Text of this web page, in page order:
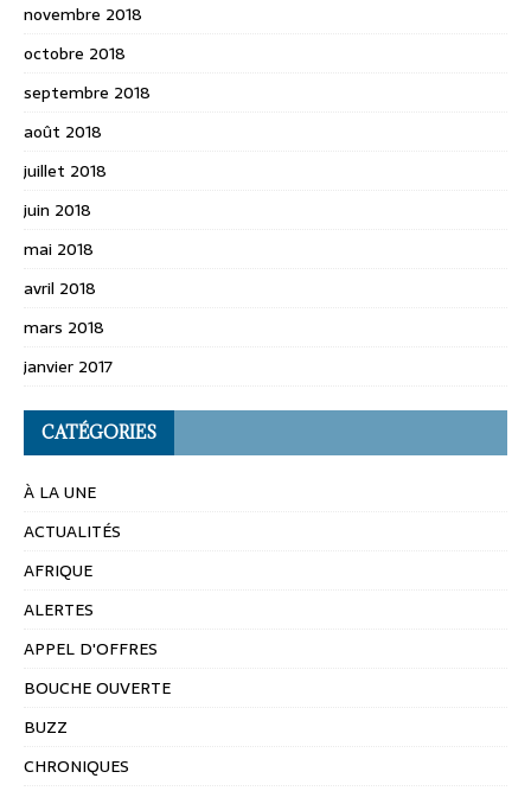
novembre 2018
octobre 2018
septembre 2018
août 2018
juillet 2018
juin 2018
mai 2018
avril 2018
mars 2018
janvier 2017
CATÉGORIES
À LA UNE
ACTUALITÉS
AFRIQUE
ALERTES
APPEL D'OFFRES
BOUCHE OUVERTE
BUZZ
CHRONIQUES